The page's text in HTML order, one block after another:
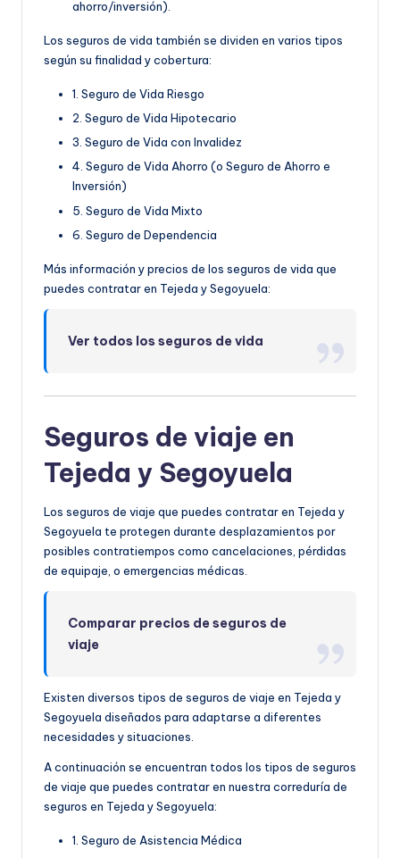
ahorro/inversión).
Los seguros de vida también se dividen en varios tipos
según su finalidad y cobertura:
1. Seguro de Vida Riesgo
2. Seguro de Vida Hipotecario
3. Seguro de Vida con Invalidez
4. Seguro de Vida Ahorro (o Seguro de Ahorro e
Inversión)
5. Seguro de Vida Mixto
6. Seguro de Dependencia
Más información y precios de los seguros de vida que
puedes contratar en Tejeda y Segoyuela:
Ver todos los seguros de vida
Seguros de viaje en
Tejeda y Segoyuela
Los seguros de viaje que puedes contratar en Tejeda y
Segoyuela te protegen durante desplazamientos por
posibles contratiempos como cancelaciones, pérdidas
de equipaje, o emergencias médicas.
Comparar precios de seguros de
viaje
Existen diversos tipos de seguros de viaje en Tejeda y
Segoyuela diseñados para adaptarse a diferentes
necesidades y situaciones.
A continuación se encuentran todos los tipos de seguros
de viaje que puedes contratar en nuestra correduría de
seguros en Tejeda y Segoyuela:
1. Seguro de Asistencia Médica